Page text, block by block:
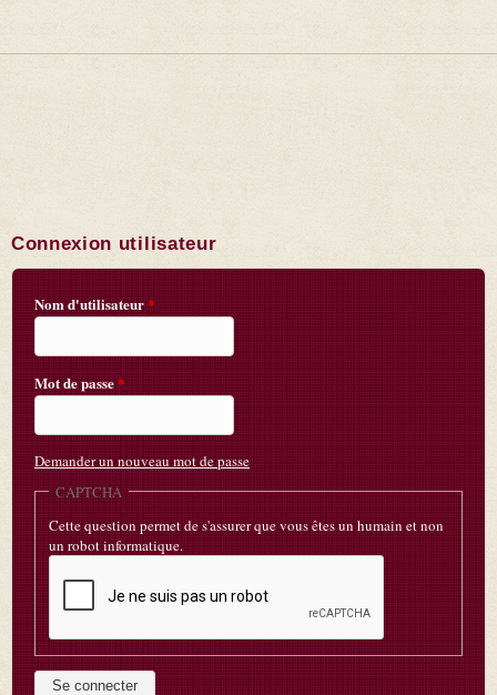
Connexion utilisateur
Nom d'utilisateur*
Mot de passe*
Demander un nouveau mot de passe
CAPTCHA
Cette question permet de s'assurer que vous êtes un humain et non
un robot informatique.